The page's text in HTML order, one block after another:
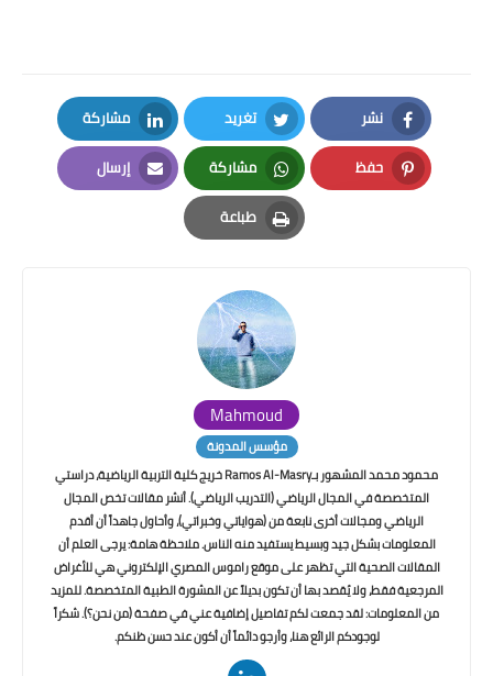
نشر
Facebook
تغريد
Twitter
مشاركة
LinkedIn
حفظ
Pinterest
مشاركة
Whatsapp
إرسال
Email
طباعة
Print
Mahmoud
مؤسس المدونة
محمود محمد المشهور بـRamos Al-Masry خريج كلية التربية الرياضية، دراستي
المتخصصة في المجال الرياضي (التدريب الرياضي). أنشر مقالات تخص المجال
الرياضي ومجالات أخرى نابعة من (هواياتي وخبراتي)، وأحاول جاهداً أن أقدم
المعلومات بشكل جيد وبسيط يستفيد منه الناس. ملاحظة هامة: يرجى العلم أن
المقالات الصحية التي تظهر على موقع راموس المصري الإلكتروني هي للأغراض
المرجعية فقط، ولا يُقصد بها أن تكون بديلاً عن المشورة الطبية المتخصصة. للمزيد
من المعلومات: لقد جمعت لكم تفاصيل إضافية عني في صفحة (من نحن؟). شكراً
لوجودكم الرائع هنا، وأرجو دائماً أن أكون عند حسن ظنكم.